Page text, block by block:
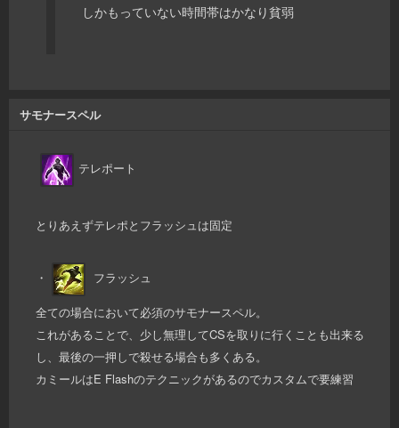
しかもっていない時間帯はかなり貧弱
サモナースペル
テレポート
とりあえずテレポとフラッシュは固定
・ フラッシュ
全ての場合において必須のサモナースペル。
これがあることで、少し無理してCSを取りに行くことも出来る
し、最後の一押しで殺せる場合も多くある。
カミールはE Flashのテクニックがあるのでカスタムで要練習